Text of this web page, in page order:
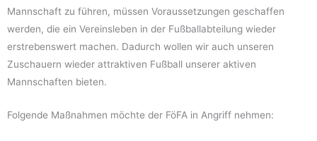
Mannschaft zu führen, müssen Voraussetzungen geschaffen
werden, die ein Vereinsleben in der Fußballabteilung wieder
erstrebenswert machen. Dadurch wollen wir auch unseren
Zuschauern wieder attraktiven Fußball unserer aktiven
Mannschaften bieten.
Folgende Maßnahmen möchte der FöFA in Angriff nehmen: